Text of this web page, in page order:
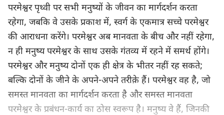
परमेश्वर पृथ्वी पर सभी मनुष्यों के जीवन का मार्गदर्शन करता
रहेगा, जबकि वे उसके प्रकाश में, स्वर्ग के एकमात्र सच्चे परमेश्वर
की आराधना करेंगे। परमेश्वर अब मानवता के बीच और नहीं रहेगा,
न ही मनुष्य परमेश्वर के साथ उसके गंतव्य में रहने में समर्थ होंगे।
परमेश्वर और मनुष्य दोनों एक ही क्षेत्र के भीतर नहीं रह सकते;
बल्कि दोनों के जीने के अपने-अपने तरीक़े हैं। परमेश्वर वह है, जो
समस्त मानवता का मार्गदर्शन करता है और समस्त मानवता
परमेश्वर के प्रबंधन-कार्य का ठोस स्वरूप है। मनुष्य वे हैं, जिनकी